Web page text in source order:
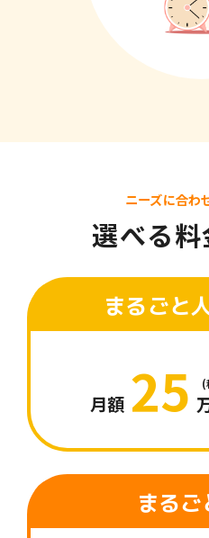
ニーズに合わ
選べる料
まるごと
月額 25
まる